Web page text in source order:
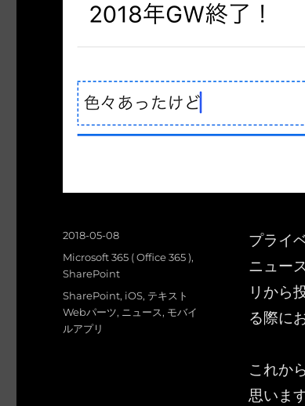
プライ
ニュー
リから
る際に
これか
思います
投
日:
2018-05-08
カ
テ
ゴ
Microsoft 365 ( Office 365 ),
SharePoint
タ
グ
SharePoint, iOS, テキスト
Webパーツ, ニュース, モバイ
ルアプリ